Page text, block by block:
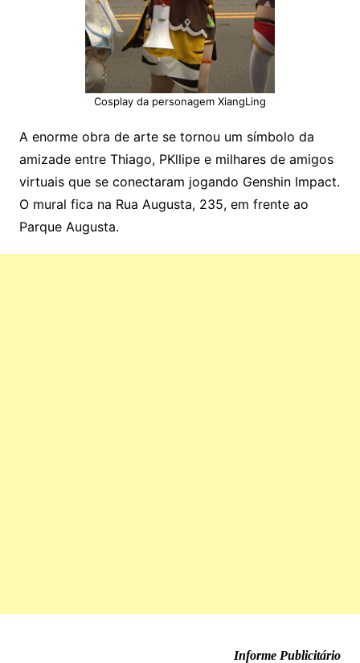
Cosplay da personagem XiangLing
A enorme obra de arte se tornou um símbolo da
amizade entre Thiago, PKllipe e milhares de amigos
virtuais que se conectaram jogando Genshin Impact.
O mural fica na Rua Augusta, 235, em frente ao
Parque Augusta.
Informe Publicitário